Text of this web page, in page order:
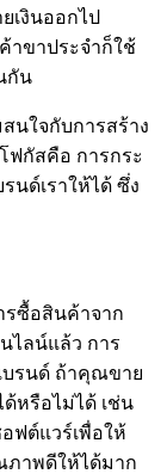
เงินออกไป
าขาประจำก็ใช้
กัน
นใจกับการสร้าง
ฟกัสคือ การกระ
นด์เราให้ได้ ซึ่ง
รซื้อสินค้าจาก
ไลน์แล้ว การ
บรนด์ ถ้าคุณขาย
หรือไม่ได้ เช่น
ฟต์แวร์เพื่อให้
ภาพดีให้ได้มาก